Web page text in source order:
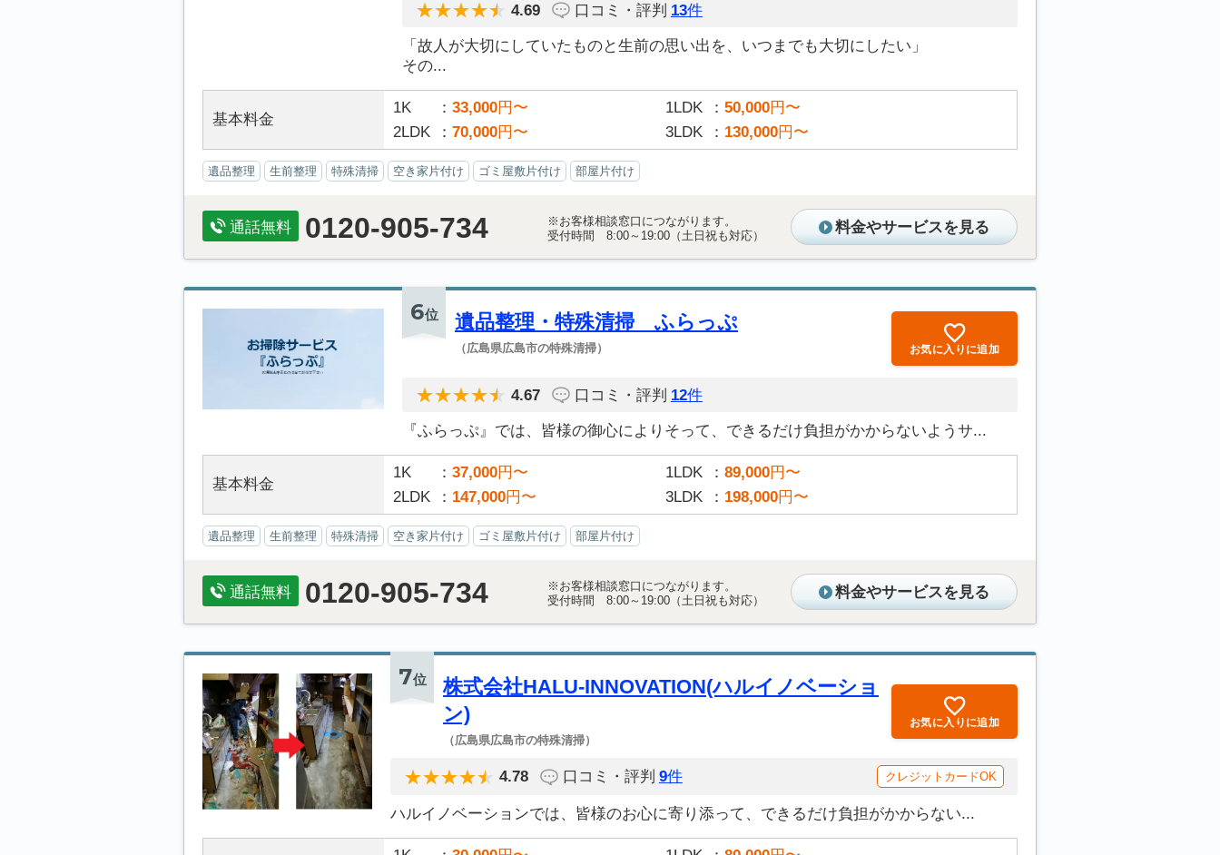
4.69 口コミ・評判 13件
「故人が大切にしていたものと生前の思い出を、いつまでも大切にしたい」
その...
基本料金
1K 33,000円〜 1LDK 50,000円〜
2LDK
70,000円〜 3LDK 130,000円〜
遺品整理 生前整理 特殊清掃 空き家片付け ゴミ屋敷片付け 部屋片付け
通話無料 0120-905-734
※お客様相談窓口につながります。
受付時間 8:00～19:00（土日祝も対応）
料金やサービスを見る
6位 遺品整理・特殊清掃 ふらっぷ
（広島県広島市の特殊清掃） お気に入りに追加
4.67 口コミ・評判 12件
『ふらっぷ』では、皆様の御心によりそって、できるだけ負担がかからないようサ...
基本料金
1K 37,000円〜 1LDK 89,000円〜
2LDK
147,000円〜 3LDK 198,000円〜
遺品整理 生前整理 特殊清掃 空き家片付け ゴミ屋敷片付け 部屋片付け
通話無料 0120-905-734
※お客様相談窓口につながります。
受付時間 8:00～19:00（土日祝も対応）
料金やサービスを見る
7位
株式会社HALU-INNOVATION(ハルイノベーショ
ン)
（広島県広島市の特殊清掃）
お気に入りに追加
4.78 口コミ・評判 9件 クレジットカードOK
ハルイノベーションでは、皆様のお心に寄り添って、できるだけ負担がかからない...